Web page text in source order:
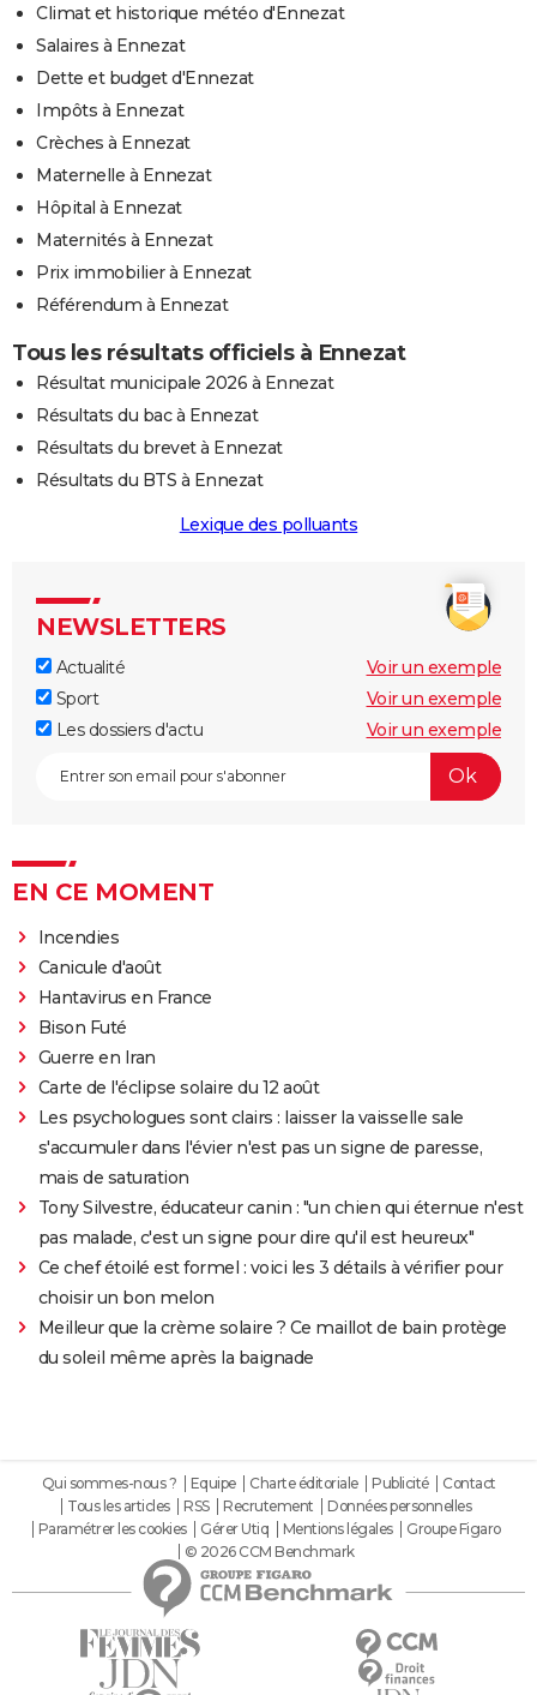
Climat et historique météo d'Ennezat
Salaires à Ennezat
Dette et budget d'Ennezat
Impôts à Ennezat
Crèches à Ennezat
Maternelle à Ennezat
Hôpital à Ennezat
Maternités à Ennezat
Prix immobilier à Ennezat
Référendum à Ennezat
Tous les résultats officiels à Ennezat
Résultat municipale 2026 à Ennezat
Résultats du bac à Ennezat
Résultats du brevet à Ennezat
Résultats du BTS à Ennezat
Lexique des polluants
NEWSLETTERS
Actualité
Voir un exemple
Sport
Voir un exemple
Les dossiers d'actu
Voir un exemple
EN CE MOMENT
Incendies
Canicule d'août
Hantavirus en France
Bison Futé
Guerre en Iran
Carte de l'éclipse solaire du 12 août
Les psychologues sont clairs : laisser la vaisselle sale
s'accumuler dans l'évier n'est pas un signe de paresse,
mais de saturation
Tony Silvestre, éducateur canin : "un chien qui éternue n'est
pas malade, c'est un signe pour dire qu'il est heureux"
Ce chef étoilé est formel : voici les 3 détails à vérifier pour
choisir un bon melon
Meilleur que la crème solaire ? Ce maillot de bain protège
du soleil même après la baignade
Qui sommes-nous ? Equipe Charte éditoriale Publicité
Contact
Tous les articles
RSS Recrutement
Données personnelles
Paramétrer les cookies
Gérer Utiq Mentions légales
Groupe Figaro
© 2026 CCM Benchmark